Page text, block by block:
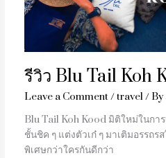
รีวิว Blu Tail Koh
Leave a Comment/travel/ By
Blu Tail Koh Kood มิติใหม่ในการ
ชั้นชิค ๆ แต่งตัวเก๋ ๆ มาเติมอรรถร
พิเศษกว่าใครกันดีกว่า